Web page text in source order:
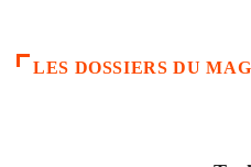
LES DOSSIERS DU